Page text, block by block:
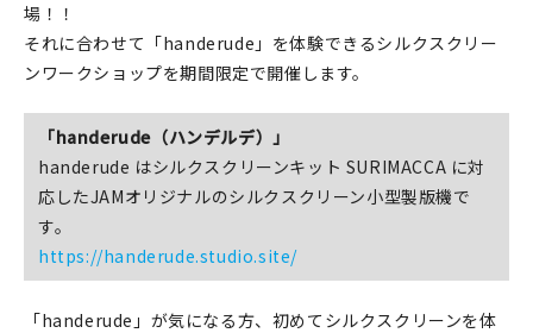
台湾グッズ
おすすめ特集
場！！
それに合わせて「handerude」を体験できるシルクスクリー
ンワークショップを期間限定で開催します。
「handerude（ハンデルデ）」
handerude はシルクスクリーンキット SURIMACCA に対
応したJAMオリジナルのシルクスクリーン小型製版機で
す。
https://handerude.studio.site/
「handerude」が気になる方、初めてシルクスクリーンを体